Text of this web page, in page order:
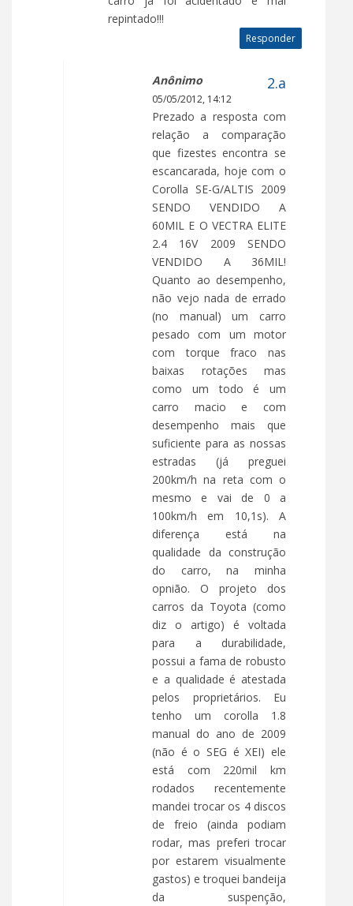
repintado!!!
Responder
Anônimo
05/05/2012, 14:12
Prezado a resposta com
relação a comparação
que fizestes encontra se
escancarada, hoje com o
Corolla SE-G/ALTIS 2009
SENDO VENDIDO A
60MIL E O VECTRA ELITE
2.4 16V 2009 SENDO
VENDIDO A 36MIL!
Quanto ao desempenho,
não vejo nada de errado
(no manual) um carro
pesado com um motor
com torque fraco nas
baixas rotações mas
como um todo é um
carro macio e com
desempenho mais que
suficiente para as nossas
estradas (já preguei
200km/h na reta com o
mesmo e vai de 0 a
100km/h em 10,1s). A
diferença está na
qualidade da construção
do carro, na minha
opnião. O projeto dos
carros da Toyota (como
diz o artigo) é voltada
para a durabilidade,
possui a fama de robusto
e a qualidade é atestada
pelos proprietários. Eu
tenho um corolla 1.8
manual do ano de 2009
(não é o SEG é XEI) ele
está com 220mil km
rodados recentemente
mandei trocar os 4 discos
de freio (ainda podiam
rodar, mas preferi trocar
por estarem visualmente
gastos) e troquei bandeija
da suspenção,